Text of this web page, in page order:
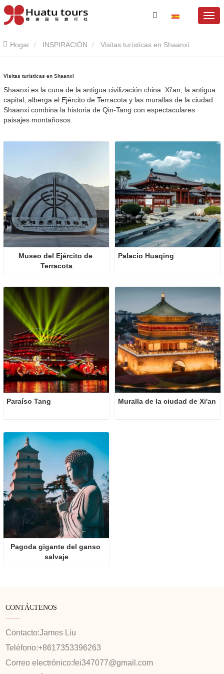
Hogar INSPIRACIÓN Visitas turísticas en Shaanxi
Visitas turísticas en Shaanxi
Shaanxi es la cuna de la antigua civilización china. Xi'an, la antigua
capital, alberga el Ejército de Terracota y las murallas de la ciudad.
Shaanxi combina la historia de Qin-Tang con espectaculares
paisajes montañosos.
Museo del Ejército de
Terracota
Palacio Huaqing
Paraíso Tang Muralla de la ciudad de Xi'an
Pagoda gigante del ganso
salvaje
CONTÁCTENOS
Contacto:James Liu
Teléfono:+8617353396263
Correo electrónico:fei347077@gmail.com